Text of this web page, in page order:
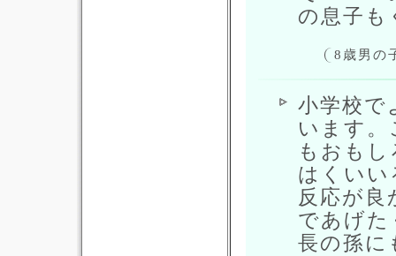
の息子も
8歳男の
小学校で
います。
もおも
はくいい
反応が
であげた
長の孫に